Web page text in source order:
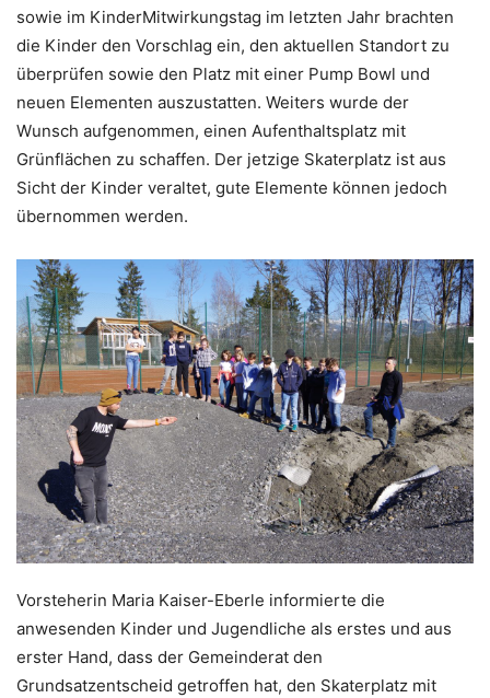
sowie im KinderMitwirkungstag im letzten Jahr brachten
die Kinder den Vorschlag ein, den aktuellen Standort zu
überprüfen sowie den Platz mit einer Pump Bowl und
neuen Elementen auszustatten. Weiters wurde der
Wunsch aufgenommen, einen Aufenthaltsplatz mit
Grünflächen zu schaffen. Der jetzige Skaterplatz ist aus
Sicht der Kinder veraltet, gute Elemente können jedoch
übernommen werden.
Vorsteherin Maria Kaiser-Eberle informierte die
anwesenden Kinder und Jugendliche als erstes und aus
erster Hand, dass der Gemeinderat den
Grundsatzentscheid getroffen hat, den Skaterplatz mit